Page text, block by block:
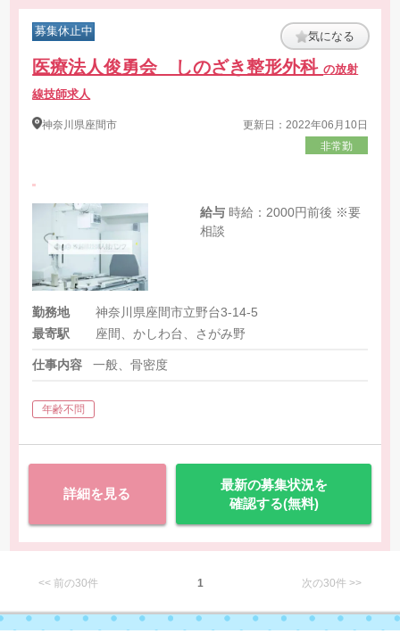
募集休止中 気になる
医療法人俊勇会 しのざき整形外科の放射
線技師求人
神奈川県座間市
更新日：2022年06月10日
非常勤
給与
相談
勤務地
神奈川県座間市立野台3-14-5
最寄駅
座間、かしわ台、さがみ野
仕事内容 一般、骨密度
年齢不問
詳細を見る
最新の募集状況を
確認する(無料)
<< 前の30件 1 次の30件 >>